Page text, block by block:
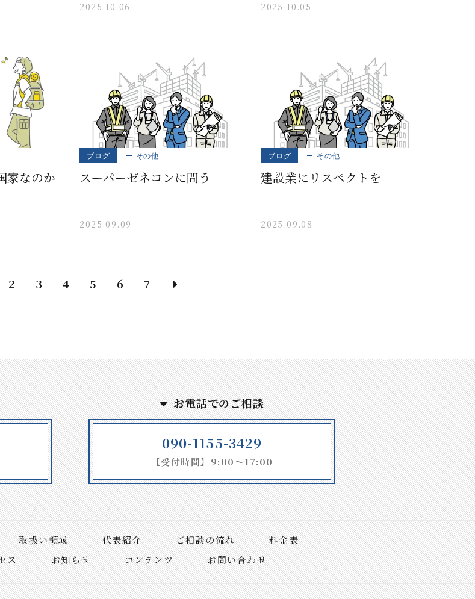
2025.10.06 2025.10.05
家なのか
ブログ その他
スーパーゼネコンに問う
2025.09.09
ブログ その他
建設業にリスペクトを
2025.09.08
2 3 4 5 6 7
お電話でのご相談
090-1155-3429
【受付時間】9:00～17:00
取扱い領域 代表紹介 ご相談の流れ
料金表
ス お知らせ コンテンツ お問い合わせ